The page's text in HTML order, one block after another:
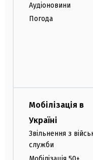
Аудіоновини
Погода
Мобілізація в
Україні
Звільнення з
служби